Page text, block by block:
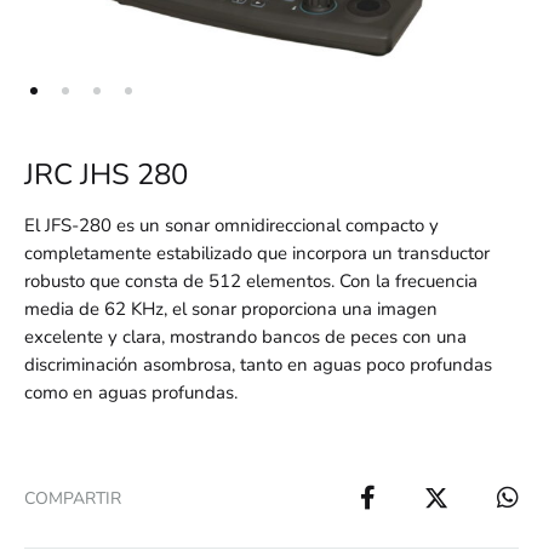
JRC JHS 280
El JFS-280 es un sonar omnidireccional compacto y
completamente estabilizado que incorpora un transductor
robusto que consta de 512 elementos. Con la frecuencia
media de 62 KHz, el sonar proporciona una imagen
excelente y clara, mostrando bancos de peces con una
discriminación asombrosa, tanto en aguas poco profundas
como en aguas profundas.
COMPARTIR